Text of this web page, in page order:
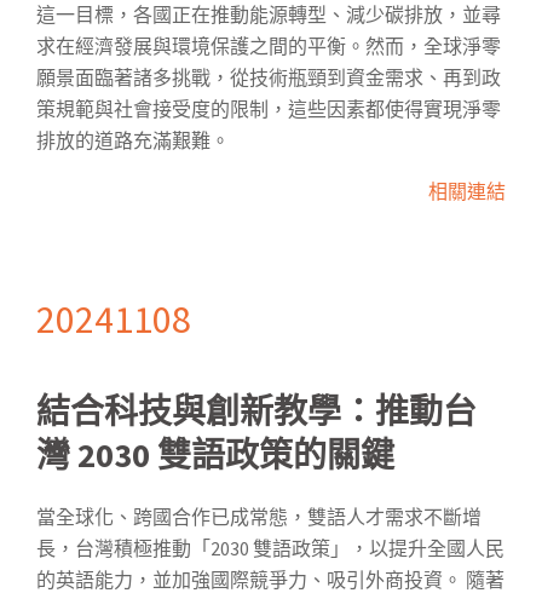
這一目標，各國正在推動能源轉型、減少碳排放，並尋
求在經濟發展與環境保護之間的平衡。然而，全球淨零
願景面臨著諸多挑戰，從技術瓶頸到資金需求、再到政
策規範與社會接受度的限制，這些因素都使得實現淨零
排放的道路充滿艱難。
相關連結
20241108
結合科技與創新教學：推動台
灣 2030 雙語政策的關鍵
當全球化、跨國合作已成常態，雙語人才需求不斷增
長，台灣積極推動「2030 雙語政策」，以提升全國人民
的英語能力，並加強國際競爭力、吸引外商投資。 隨著